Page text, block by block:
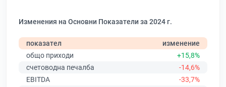
Изменения на Основни Показатели за 2024 г.
показател
изменение
общо приходи
+15,8%
счетоводна печалба
-14,6%
EBITDA
-33,7%